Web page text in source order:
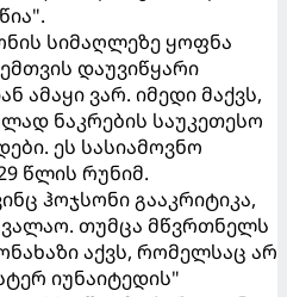
სიმაღლეზე ყოფნა
დაუვიწყარი
ამაყი ვარ. იმედი მაქვს,
ნაკრების საუკეთესო
ეს სასიამოვნო
წლის რუნიმ.
ჰოჯსონი გააკრიტიკა,
თუმცა მწვრთნელს
აქვს, რომელსაც არ
იუნაიტედის"